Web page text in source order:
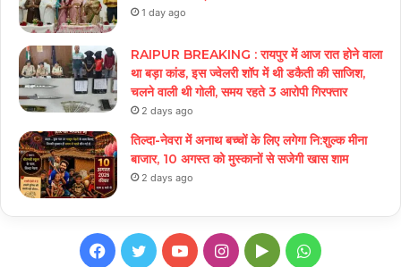
1 day ago
RAIPUR BREAKING : रायपुर में आज रात होने वाला
था बड़ा कांड, इस ज्वेलरी शॉप में थी डकैती की साजिश,
चलने वाली थी गोली, समय रहते 3 आरोपी गिरफ्तार
2 days ago
तिल्दा-नेवरा में अनाथ बच्चों के लिए लगेगा नि:शुल्क मीना
बाजार, 10 अगस्त को मुस्कानों से सजेगी खास शाम
2 days ago
Facebook
TwitterYouTubeInstagram
GoogleWhatsApp